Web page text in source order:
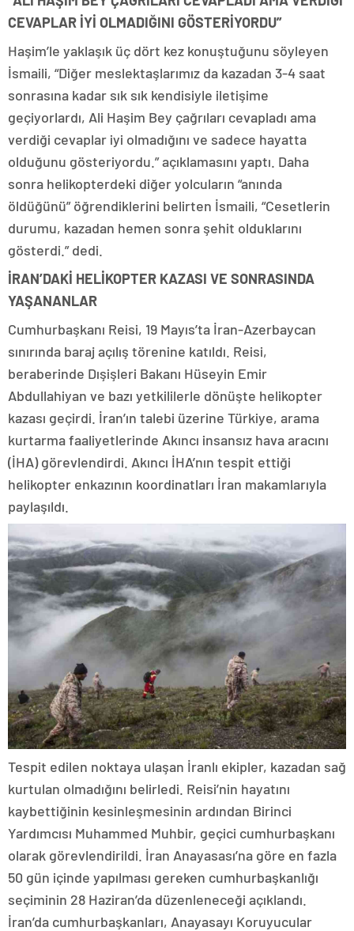
CEVAPLAR İYİ OLMADIĞINI GÖSTERİYORDU”
Haşim’le yaklaşık üç dört kez konuştuğunu söyleyen
İsmaili, “Diğer meslektaşlarımız da kazadan 3-4 saat
sonrasına kadar sık sık kendisiyle iletişime
geçiyorlardı, Ali Haşim Bey çağrıları cevapladı ama
verdiği cevaplar iyi olmadığını ve sadece hayatta
olduğunu gösteriyordu.” açıklamasını yaptı. Daha
sonra helikopterdeki diğer yolcuların “anında
öldüğünü” öğrendiklerini belirten İsmaili, “Cesetlerin
durumu, kazadan hemen sonra şehit olduklarını
gösterdi.” dedi.
İRAN’DAKİ HELİKOPTER KAZASI VE SONRASINDA
YAŞANANLAR
Cumhurbaşkanı Reisi, 19 Mayıs’ta İran-Azerbaycan
sınırında baraj açılış törenine katıldı. Reisi,
beraberinde Dışişleri Bakanı Hüseyin Emir
Abdullahiyan ve bazı yetkililerle dönüşte helikopter
kazası geçirdi. İran’ın talebi üzerine Türkiye, arama
kurtarma faaliyetlerinde Akıncı insansız hava aracını
(İHA) görevlendirdi. Akıncı İHA’nın tespit ettiği
helikopter enkazının koordinatları İran makamlarıyla
paylaşıldı.
Tespit edilen noktaya ulaşan İranlı ekipler, kazadan sağ
kurtulan olmadığını belirledi. Reisi’nin hayatını
kaybettiğinin kesinleşmesinin ardından Birinci
Yardımcısı Muhammed Muhbir, geçici cumhurbaşkanı
olarak görevlendirildi. İran Anayasası’na göre en fazla
50 gün içinde yapılması gereken cumhurbaşkanlığı
seçiminin 28 Haziran’da düzenleneceği açıklandı.
İran’da cumhurbaşkanları, Anayasayı Koruyucular